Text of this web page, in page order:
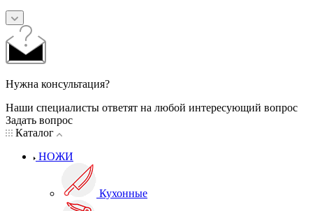
Нужна консультация?
Наши специалисты ответят на любой интересующий вопрос
Задать вопрос
Каталог
НОЖИ
Кухонные